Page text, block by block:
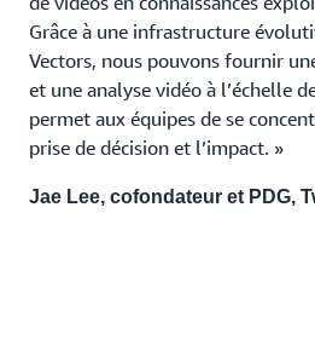
Grâce à une infrastructure
Vectors, nous pouvons fournir
et une analyse vidéo à l’échelle
permet aux équipes de se
prise de décision et l’impact. »
Jae Lee, cofondateur et PDG,